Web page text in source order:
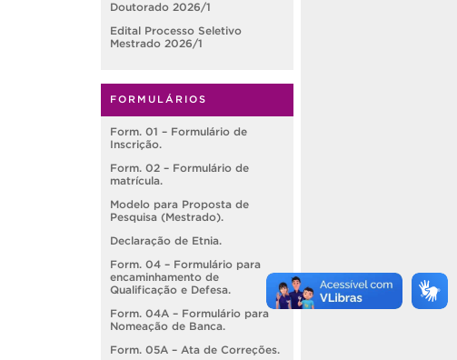
Doutorado 2026/1
Edital Processo Seletivo
Mestrado 2026/1
FORMULÁRIOS
Form. 01 – Formulário de
Inscrição.
Form. 02 – Formulário de
matrícula.
Modelo para Proposta de
Pesquisa (Mestrado).
Declaração de Etnia.
Form. 04 – Formulário para
encaminhamento de
Qualificação e Defesa.
Form. 04A – Formulário para
Nomeação de Banca.
Form. 05A – Ata de Correções.